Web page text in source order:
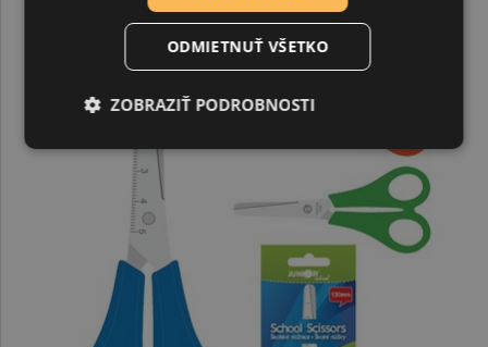
ODMIETNUŤ VŠETKO
ZOBRAZIŤ PODROBNOSTI